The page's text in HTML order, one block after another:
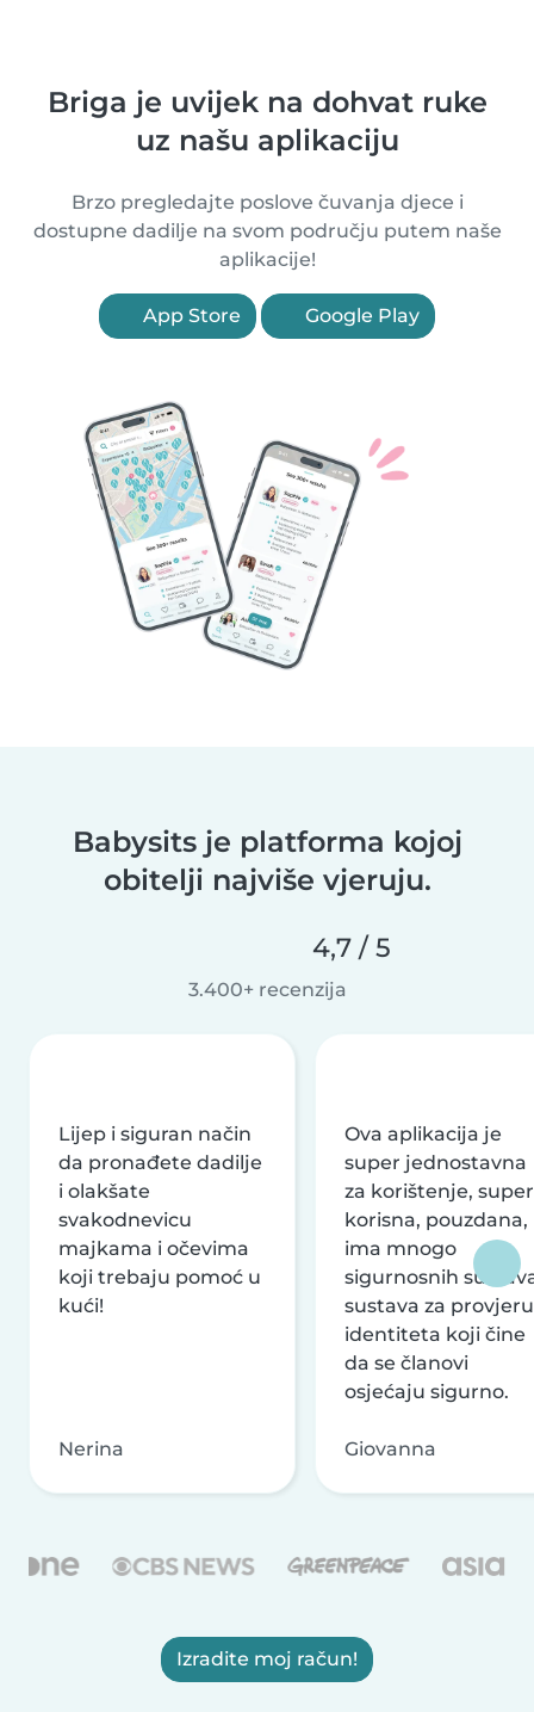
Briga je uvijek na dohvat ruke
uz našu aplikaciju
Brzo pregledajte poslove čuvanja djece i
dostupne dadilje na svom području putem naše
aplikacije!
App Store Google Play
Babysits je platforma kojoj
obitelji najviše vjeruju.
4,7 / 5
3.400+ recenzija
Lijep i siguran način
da pronađete dadilje
i olakšate
svakodnevicu
majkama i očevima
koji trebaju pomoć u
kući!
Nerina
Ova aplikacija je
super jednostavna
za korištenje, super
korisna, pouzdana,
ima mnogo
sigurnosnih
sustava za provjeru
identiteta koji čine
da se članovi
osjećaju sigurno.
Giovanna
Izradite moj račun!